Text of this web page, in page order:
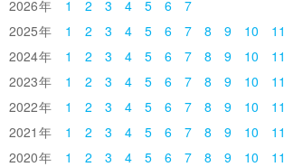
2026 1 2 3 4 5 6
7
2025
1 2 3 4 5 6 7 8 9 10 11
2024
1 2 3 4 5 6 7 8 9 10 11
2023
1 2 3 4 5 6 7 8 9 10 11
2022
1 2 3 4 5 6 7 8 9 10 11
2021
1 2 3 4 5 6 7 8 9 10 11
2020
1 2 3 4 5 6 7 8 9 10 11